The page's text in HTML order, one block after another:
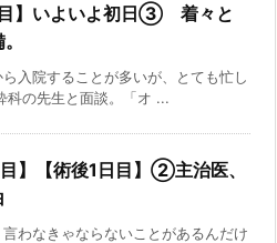
目】いよいよ初日③ 着々と
入院することが多いが、とても忙し
科の先生と面談。「オ ...
目】【術後1日目】②主治医、
言わなきゃならないことがあるんだけ